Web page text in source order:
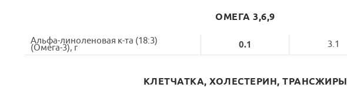
ОМЕГА 3,6,9
Альфа-линоленовая к-та (18:3)
(Омега-3), г 0.1 3.1
КЛЕТЧАТКА, ХОЛЕСТЕРИН, ТРАНСЖИРЫ